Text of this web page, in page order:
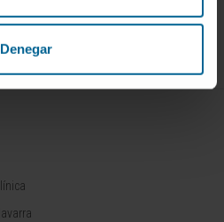
Denegar